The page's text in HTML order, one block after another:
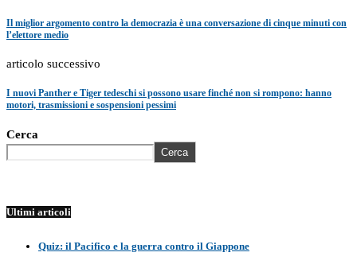
Il miglior argomento contro la democrazia è una conversazione di cinque minuti con
l’elettore medio
articolo successivo
I nuovi Panther e Tiger tedeschi si possono usare finché non si rompono: hanno
motori, trasmissioni e sospensioni pessimi
Cerca
Cerca
Ultimi articoli
Quiz: il Pacifico e la guerra contro il Giappone